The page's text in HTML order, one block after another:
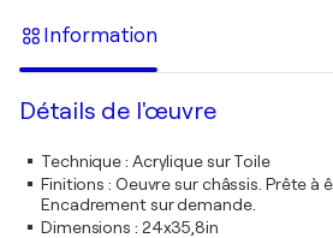
Information
Détails de l'œuvre
Technique: Acrylique sur Toile
Finitions : Oeuvre sur châssis. Prête à
Encadrement sur demande.
Dimensions : 24x35,8in